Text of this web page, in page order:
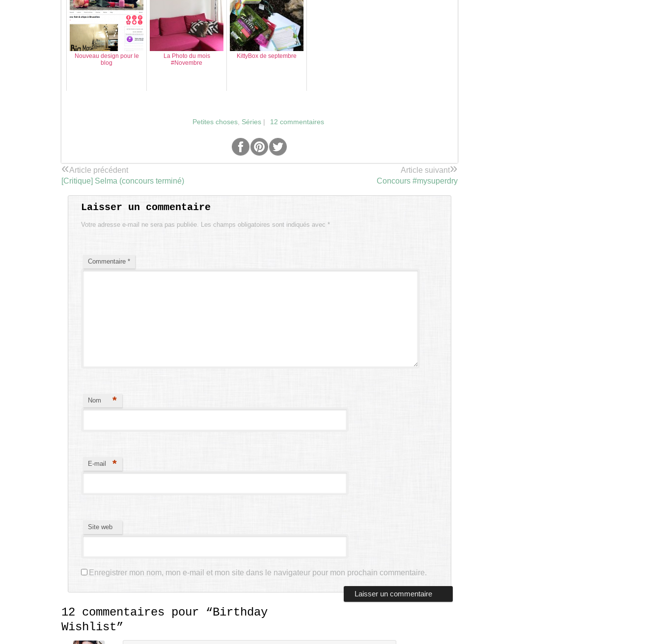
Nouveau design pour le
blog
La Photo du mois
#Novembre
KittyBox de septembre
Petites choses, Séries| 12 commentaires
«Article précédent
[Critique] Selma (concours terminé)
Article suivant»
Concours #mysuperdry
Laisser un commentaire
Votre adresse e-mail ne sera pas publiée. Les champs obligatoires sont indiqués avec*
Commentaire*
Nom *
E-mail *
Site web
Enregistrer mon nom, mon e-mail et mon site dans le navigateur pour mon prochain commentaire.
12 commentaires pour “Birthday
Wishlist”